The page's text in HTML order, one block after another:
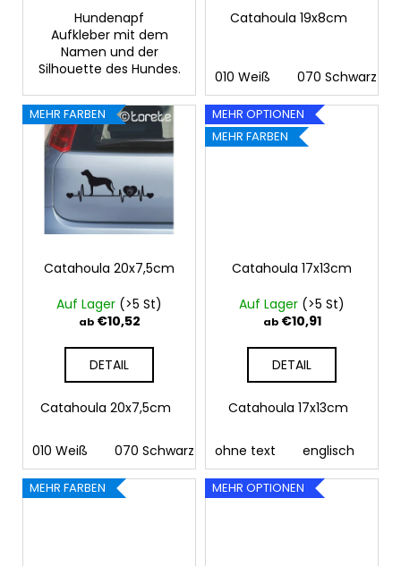
Hundenapf
Aufkleber mit dem
Namen und der
Silhouette des Hundes.
Catahoula 19x8cm
010 Weiß 070 Schwarz
MEHR FARBEN
Catahoula 20x7,5cm
Auf Lager (>5 St)
ab€10,52
DETAIL
Catahoula 20x7,5cm
010 Weiß 070 Schwarz 090 Silber 091 Gold
MEHR OPTIONEN
MEHR FARBEN
Catahoula 17x13cm
Auf Lager (>5 St)
ab€10,91
DETAIL
Catahoula 17x13cm
ohne text englisch
MEHR FARBEN MEHR OPTIONEN